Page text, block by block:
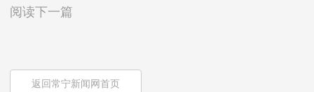
阅读下一篇
返回常宁新闻网首页